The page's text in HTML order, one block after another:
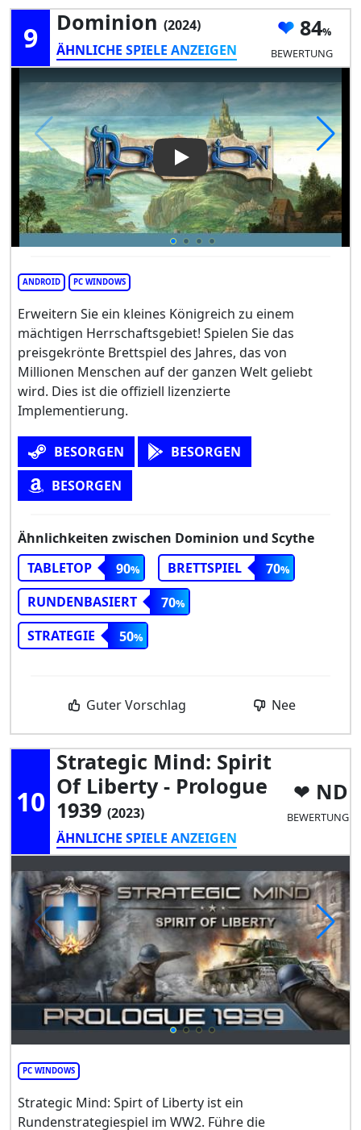
9 Dominion (2024)
ÄHNLICHE SPIELE ANZEIGEN
84
BEWERTUNG
Play Video: Dominion
ANDROID PC WINDOWS
Erweitern Sie ein kleines Königreich zu einem
mächtigen Herrschaftsgebiet! Spielen Sie das
preisgekrönte Brettspiel des Jahres, das von
Millionen Menschen auf der ganzen Welt geliebt
wird. Dies ist die offiziell lizenzierte
Implementierung.
BESORGEN
BESORGEN
BESORGEN
Ähnlichkeiten zwischen Dominion und Scythe
TABLETOP
90 BRETTSPIEL
70
RUNDENBASIERT
70
STRATEGIE
50
Guter Vorschlag Nee
10
Strategic Mind: Spirit
Of Liberty - Prologue
1939 (2023)
ÄHNLICHE SPIELE ANZEIGEN
ND
BEWERTUNG
PC WINDOWS
Strategic Mind: Spirt of Liberty ist ein
Rundenstrategiespiel im WW2. Führe die